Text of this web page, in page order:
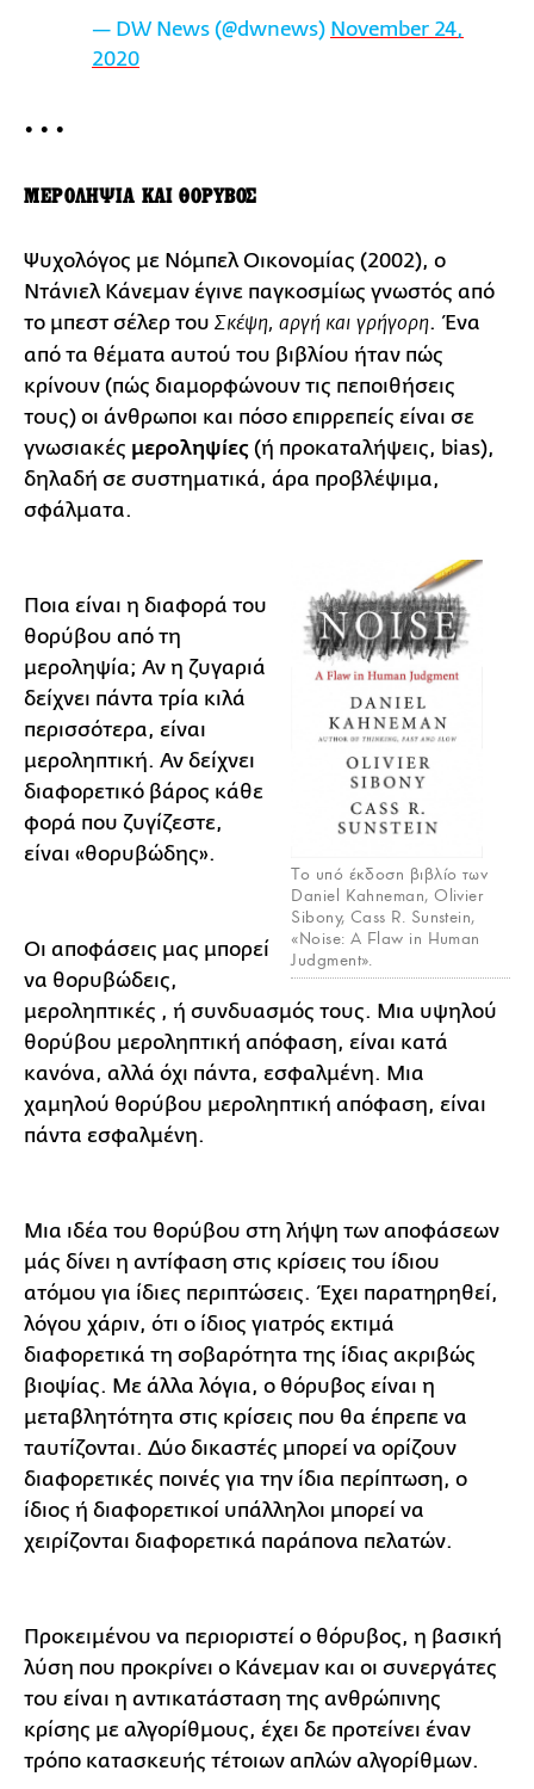
— DW News (@dwnews) November 24,
2020
• • •
ΜΕΡΟΛΗΨΙΑ ΚΑΙ ΘΟΡΥΒΟΣ
Ψυχολόγος με Νόμπελ Οικονομίας (2002), ο
Ντάνιελ Κάνεμαν έγινε παγκοσμίως γνωστός από
το μπεστ σέλερ του Σκέψη, αργή και γρήγορη. Ένα
από τα θέματα αυτού του βιβλίου ήταν πώς
κρίνουν (πώς διαμορφώνουν τις πεποιθήσεις
τους) οι άνθρωποι και πόσο επιρρεπείς είναι σε
γνωσιακές μεροληψίες (ή προκαταλήψεις, bias),
δηλαδή σε συστηματικά, άρα προβλέψιμα,
σφάλματα.
Το υπό έκδοση βιβλίο των
Daniel Kahneman, Olivier
Sibony, Cass R. Sunstein,
«Noise: A Flaw in Human
Judgment».
Ποια είναι η διαφορά του
θορύβου από τη
μεροληψία; Αν η ζυγαριά
δείχνει πάντα τρία κιλά
περισσότερα, είναι
μεροληπτική. Αν δείχνει
διαφορετικό βάρος κάθε
φορά που ζυγίζεστε,
είναι «θορυβώδης».
Οι αποφάσεις μας μπορεί
να θορυβώδεις,
μεροληπτικές , ή συνδυασμός τους. Μια υψηλού
θορύβου μεροληπτική απόφαση, είναι κατά
κανόνα, αλλά όχι πάντα, εσφαλμένη. Μια
χαμηλού θορύβου μεροληπτική απόφαση, είναι
πάντα εσφαλμένη.
Μια ιδέα του θορύβου στη λήψη των αποφάσεων
μάς δίνει η αντίφαση στις κρίσεις του ίδιου
ατόμου για ίδιες περιπτώσεις. Έχει παρατηρηθεί,
λόγου χάριν, ότι ο ίδιος γιατρός εκτιμά
διαφορετικά τη σοβαρότητα της ίδιας ακριβώς
βιοψίας. Με άλλα λόγια, ο θόρυβος είναι η
μεταβλητότητα στις κρίσεις που θα έπρεπε να
ταυτίζονται. Δύο δικαστές μπορεί να ορίζουν
διαφορετικές ποινές για την ίδια περίπτωση, ο
ίδιος ή διαφορετικοί υπάλληλοι μπορεί να
χειρίζονται διαφορετικά παράπονα πελατών.
Προκειμένου να περιοριστεί ο θόρυβος, η βασική
λύση που προκρίνει ο Κάνεμαν και οι συνεργάτες
του είναι η αντικατάσταση της ανθρώπινης
κρίσης με αλγορίθμους, έχει δε προτείνει έναν
τρόπο κατασκευής τέτοιων απλών αλγορίθμων.